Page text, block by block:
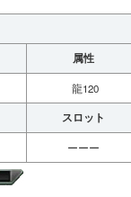
属性
龍120
スロット
ーーー